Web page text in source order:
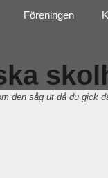
den såg ut då du gick
Föreningen